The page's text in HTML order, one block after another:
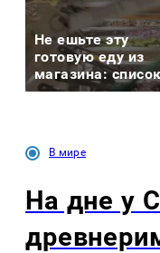
Не ешьте эту
готовую еду из
магазина:
В мире
На дне у